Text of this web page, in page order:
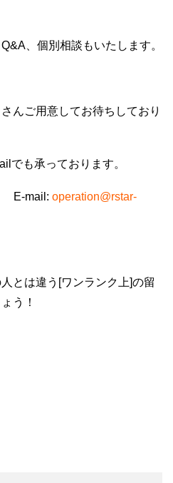
、個別相談もいたします。
んご用意してお待ちしており
でも承っております。
E-mail: operation@rstar-
とは違う[ワンランク上]の留
う！